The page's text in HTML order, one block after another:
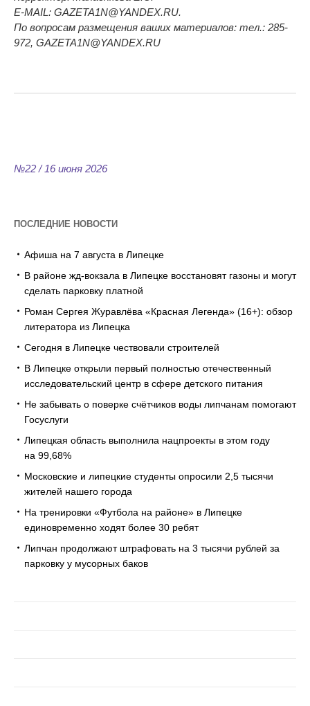
E-MAIL: GAZETA1N@YANDEX.RU.
По вопросам размещения ваших материалов: тел.: 285-
972, GAZETA1N@YANDEX.RU
№22 / 16 июня 2026
ПОСЛЕДНИЕ НОВОСТИ
Афиша на 7 августа в Липецке
В районе жд-вокзала в Липецке восстановят газоны и могут
сделать парковку платной
Роман Сергея Журавлёва «Красная Легенда» (16+): обзор
литератора из Липецка
Сегодня в Липецке чествовали строителей
В Липецке открыли первый полностью отечественный
исследовательский центр в сфере детского питания
Не забывать о поверке счётчиков воды липчанам помогают
Госуслуги
Липецкая область выполнила нацпроекты в этом году
на 99,68%
Московские и липецкие студенты опросили 2,5 тысячи
жителей нашего города
На тренировки «Футбола на районе» в Липецке
единовременно ходят более 30 ребят
Липчан продолжают штрафовать на 3 тысячи рублей за
парковку у мусорных баков